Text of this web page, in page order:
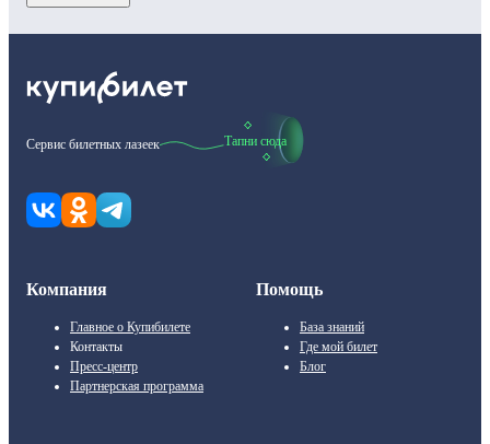
Сервис билетных лазеек Тапни сюда
Компания
Главное о Купибилете
Контакты
Пресс-центр
Партнерская программа
Помощь
База знаний
Где мой билет
Блог